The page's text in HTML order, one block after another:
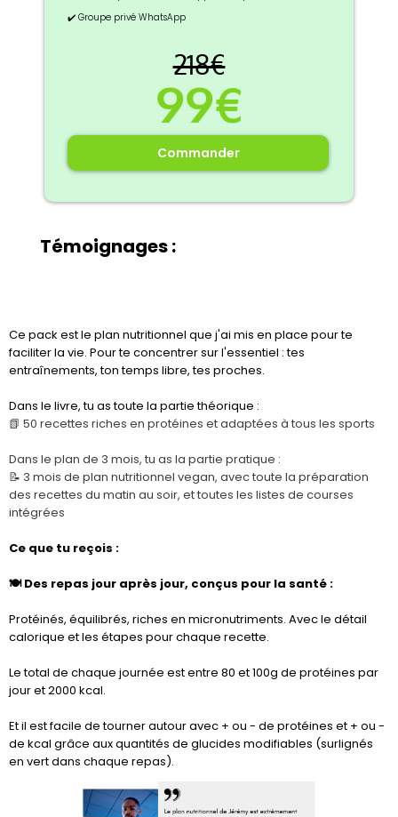
✔️ Groupe privé WhatsApp
218€
99€
Commander
Témoignages :
Ce pack est le plan nutritionnel que j'ai mis en place pour te
faciliter la vie. Pour te concentrer sur l'essentiel : tes
entraînements, ton temps libre, tes proches.
Dans le livre, tu as toute la partie théorique :
📗 50 recettes riches en protéines et adaptées à tous les sports
Dans le plan de 3 mois, tu as la partie pratique :
📝 3 mois de plan nutritionnel vegan, avec toute la préparation
des recettes du matin au soir, et toutes les listes de courses
intégrées
Ce que tu reçois :
🍽️ Des repas jour après jour, conçus pour la santé :
Protéinés, équilibrés, riches en micronutriments. Avec le détail
calorique et les étapes pour chaque recette.
Le total de chaque journée est entre 80 et 100g de protéines par
jour et 2000 kcal.
Et il est facile de tourner autour avec + ou - de protéines et + ou -
de kcal grâce aux quantités de glucides modifiables (surlignés
en vert dans chaque repas).